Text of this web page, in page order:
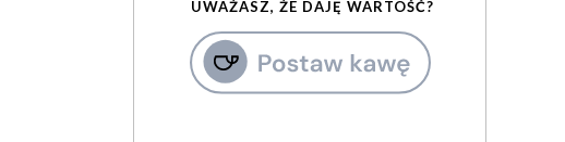
UWAŻASZ, ŻE DAJĘ WARTOŚĆ?